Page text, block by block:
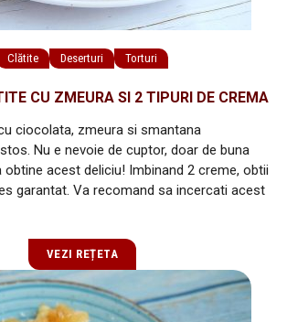
Clătite Deserturi Torturi
CU ZMEURA SI 2 TIPURI DE CREMA
ciocolata, zmeura si smantana
Nu e nevoie de cuptor, doar de buna
acest deliciu! Imbinand 2 creme, obtii
garantat. Va recomand sa incercati acest
VEZI REȚETA